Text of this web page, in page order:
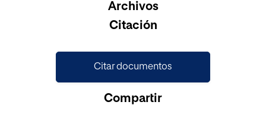
Archivos
Citación
Citar documentos
Compartir